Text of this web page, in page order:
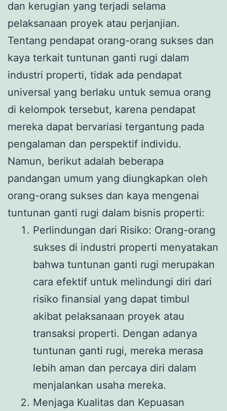
dan kerugian yang terjadi selama
pelaksanaan proyek atau perjanjian.
Tentang pendapat orang-orang sukses dan
kaya terkait tuntunan ganti rugi dalam
industri properti, tidak ada pendapat
universal yang berlaku untuk semua orang
di kelompok tersebut, karena pendapat
mereka dapat bervariasi tergantung pada
pengalaman dan perspektif individu.
Namun, berikut adalah beberapa
pandangan umum yang diungkapkan oleh
orang-orang sukses dan kaya mengenai
tuntunan ganti rugi dalam bisnis properti:
Perlindungan dari Risiko: Orang-orang
sukses di industri properti menyatakan
bahwa tuntunan ganti rugi merupakan
cara efektif untuk melindungi diri dari
risiko finansial yang dapat timbul
akibat pelaksanaan proyek atau
transaksi properti. Dengan adanya
tuntunan ganti rugi, mereka merasa
lebih aman dan percaya diri dalam
menjalankan usaha mereka.
Menjaga Kualitas dan Kepuasan